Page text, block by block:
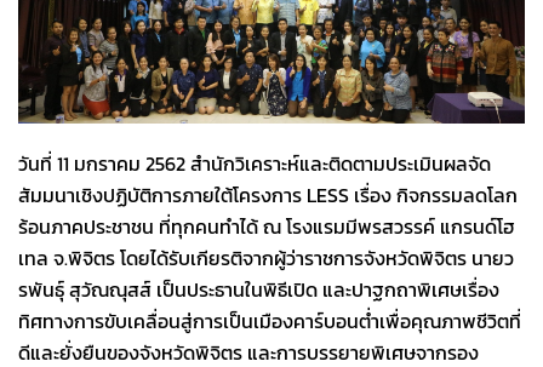
วันที่ 11 มกราคม 2562 สำนักวิเคราะห์และติดตามประเมินผลจัด
สัมมนาเชิงปฏิบัติการภายใต้โครงการ LESS เรื่อง กิจกรรมลดโลก
ร้อนภาคประชาชน ที่ทุกคนทำได้ ณ โรงแรมมีพรสวรรค์ แกรนด์โฮ
เทล จ.พิจิตร โดยได้รับเกียรติจากผู้ว่าราชการจังหวัดพิจิตร นายว
รพันธุ์ สุวัณณุสส์ เป็นประธานในพิธีเปิด และปาฐกถาพิเศษเรื่อง
ทิศทางการขับเคลื่อนสู่การเป็นเมืองคาร์บอนต่ำเพื่อคุณภาพชีวิตที่
ดีและยั่งยืนของจังหวัดพิจิตร และการบรรยายพิเศษจากรอง